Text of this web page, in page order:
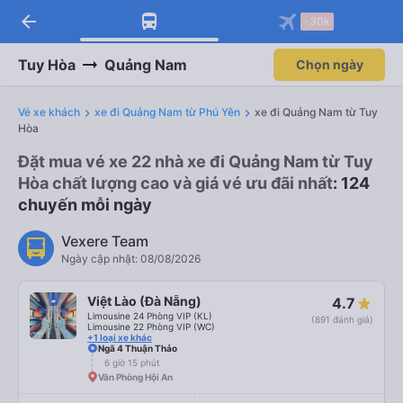
arrow_back -30k
Tuy Hòa Quảng Nam Chọn ngày
Vé xe khách xe đi Quảng Nam từ Phú Yên
xe đi Quảng Nam từ Tuy
Hòa
Đặt mua vé xe 22 nhà xe đi Quảng Nam từ Tuy
Hòa chất lượng cao và giá vé ưu đãi nhất: 124
chuyến mỗi ngày
Vexere Team
Ngày cập nhật: 08/08/2026
Việt Lào (Đà Nẵng)
Limousine 24 Phòng VIP (KL)
Limousine 22 Phòng VIP (WC)
+1 loại xe khác
4.7
(891 đánh giá)
Ngã 4 Thuận Thảo
6 giờ 15 phút
Văn Phòng Hội An